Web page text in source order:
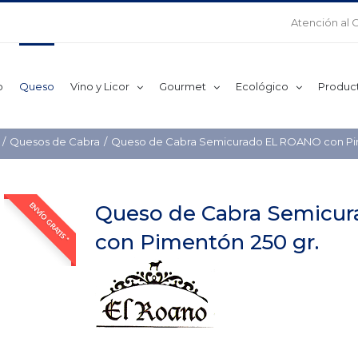
Atención al
Queso Vino y Licor Gourmet Ecológico
Quesos de Cabra Queso de Cabra Semicurado EL ROANO con
ENVÍO GRATIS *
Queso de Cabra
con Pimentón 250 gr.